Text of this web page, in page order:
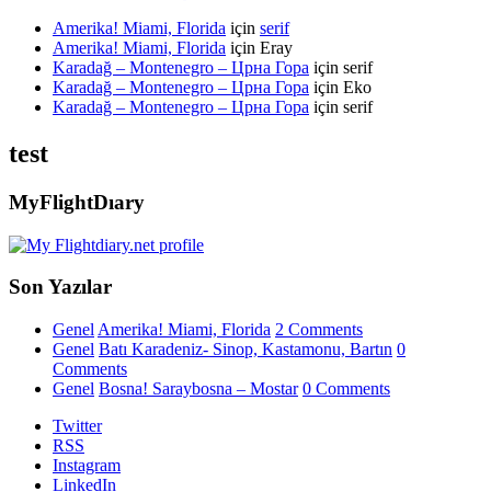
Amerika! Miami, Florida için serif
Amerika! Miami, Florida için Eray
Karadağ – Montenegro – Црна Гора için serif
Karadağ – Montenegro – Црна Гора için Eko
Karadağ – Montenegro – Црна Гора için serif
test
MyFlightDıary
Son Yazılar
Genel Amerika! Miami, Florida 2 Comments
Genel Batı Karadeniz- Sinop, Kastamonu, Bartın 0
Comments
Genel Bosna! Saraybosna – Mostar 0 Comments
Twitter
RSS
Instagram
LinkedIn